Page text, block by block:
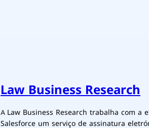
Law Business Research
A Law Business Research trabalha com a
Salesforce um serviço de assinatura